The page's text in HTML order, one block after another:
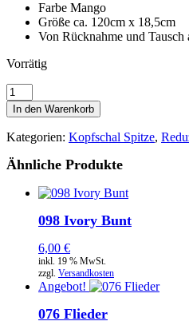
Farbe Mango
Größe ca. 120cm x 18,5cm
Von Rücknahme und Tausch
Vorrätig
097
Mango
Menge
In den Warenkorb
Kategorien: Kopfschal Spitze,
Ähnliche Produkte
098 Ivory Bunt
6,00 €
inkl. 19 % MwSt.
zzgl. Versandkosten
Angebot!
076 Flieder